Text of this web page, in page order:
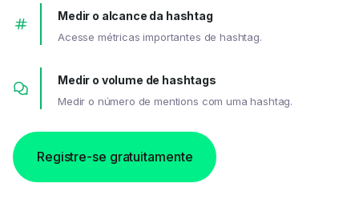
Medir o alcance da hashtag
Acesse métricas importantes de hashtag.
Medir o volume de hashtags
Medir o número de mentions com uma hashtag.
Registre-se gratuitamente